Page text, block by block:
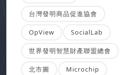
台灣發明商品促進協會
OpView SocialLab
世界發明智慧財產聯盟總會
北市圖 Microchip